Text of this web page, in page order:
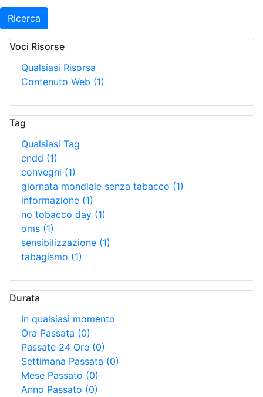
Ricerca
Voci Risorse
Qualsiasi Risorsa
Contenuto Web (1)
Tag
Qualsiasi Tag
cndd (1)
convegni (1)
giornata mondiale senza tabacco (1)
informazione (1)
no tobacco day (1)
oms (1)
sensibilizzazione (1)
tabagismo (1)
Durata
In qualsiasi momento
Ora Passata (0)
Passate 24 Ore (0)
Settimana Passata (0)
Mese Passato (0)
Anno Passato (0)